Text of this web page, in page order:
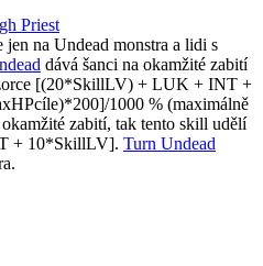
Priest
na Undead monstra a lidi s
dává šanci na okamžité zabití
[(20*SkillLV) + LUK + INT +
1000 % (maximálně
zabití, tak tento skill udělí
+ 10*SkillLV]. Turn Undead